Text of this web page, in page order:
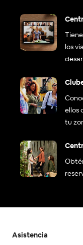
los
ellos
tu
Asistencia